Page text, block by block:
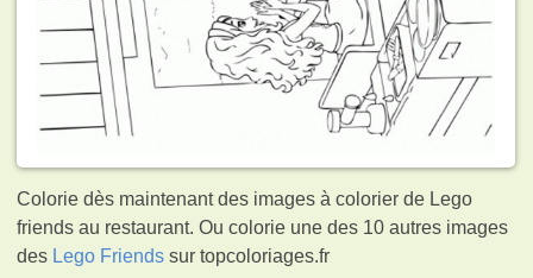
Colorie dès maintenant des images à colorier de Lego
friends au restaurant. Ou colorie une des 10 autres images
des Lego Friends sur topcoloriages.fr